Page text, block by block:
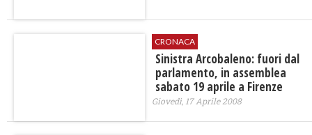
CRONACA
Sinistra Arcobaleno: fuori dal
parlamento, in assemblea
sabato 19 aprile a Firenze
Giovedì, 17 Aprile 2008